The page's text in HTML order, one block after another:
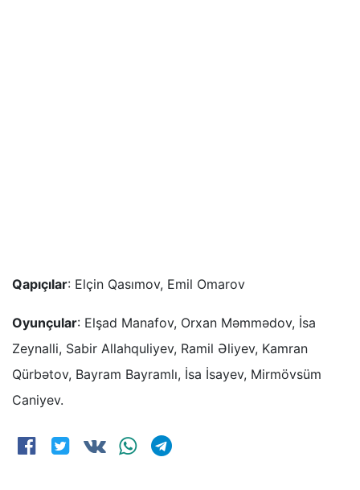
Qapıçılar: Elçin Qasımov, Emil Omarov
Oyunçular: Elşad Manafov, Orxan Məmmədov, İsa
Zeynalli, Sabir Allahquliyev, Ramil Əliyev, Kamran
Qürbətov, Bayram Bayramlı, İsa İsayev, Mirmövsüm
Caniyev.